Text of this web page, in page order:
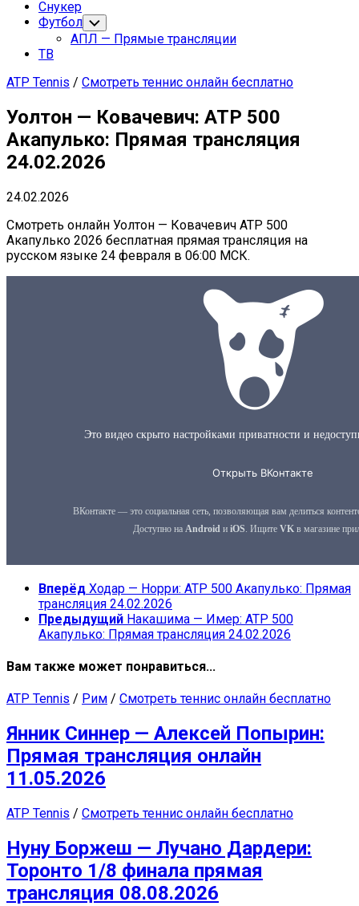
Снукер
Футбол Переключатель
дочернего
меню
АПЛ — Прямые трансляции
ТВ
ATP Tennis / Смотреть теннис онлайн бесплатно
Уолтон — Ковачевич: ATP 500
Акапулько: Прямая трансляция
24.02.2026
24.02.2026
Смотреть онлайн Уолтон — Ковачевич ATP 500
Акапулько 2026 бесплатная прямая трансляция на
русском языке 24 февраля в 06:00 МСК.
Вперёд Ходар — Норри: ATP 500 Акапулько: Прямая
трансляция 24.02.2026
Предыдущий Накашима — Имер: ATP 500
Акапулько: Прямая трансляция 24.02.2026
Вам также может понравиться...
ATP Tennis / Рим / Смотреть теннис онлайн бесплатно
Янник Синнер — Алексей Попырин:
Прямая трансляция онлайн
11.05.2026
ATP Tennis / Смотреть теннис онлайн бесплатно
Нуну Боржеш — Лучано Дардери:
Торонто 1/8 финала прямая
трансляция 08.08.2026